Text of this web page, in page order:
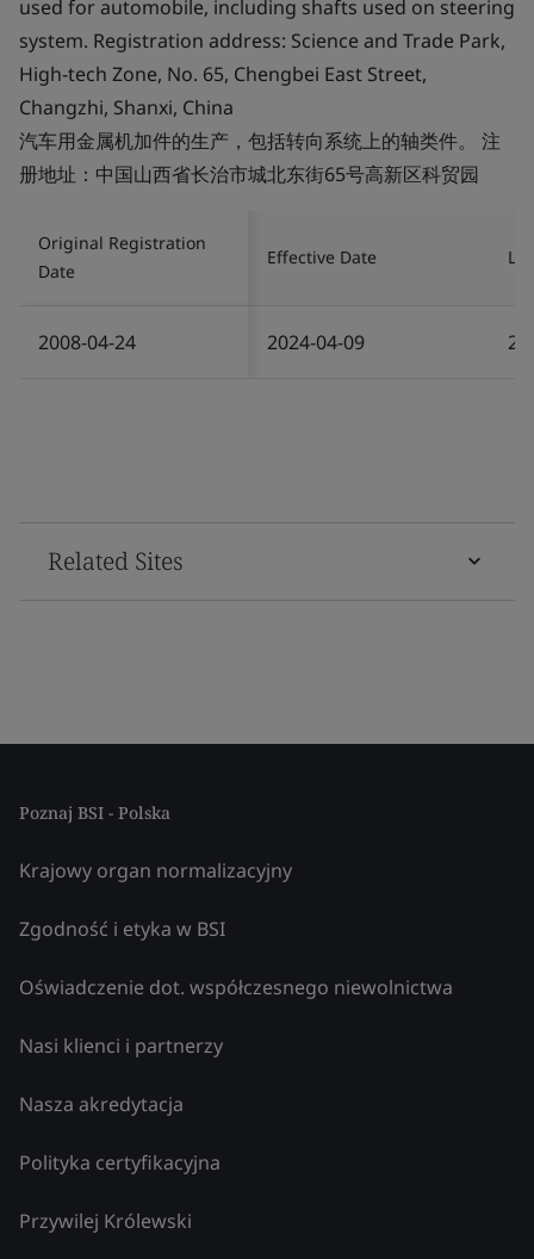
used for automobile, including shafts used on steering
system. Registration address: Science and Trade Park,
High-tech Zone, No. 65, Chengbei East Street,
Changzhi, Shanxi, China
汽车用金属机加件的生产，包括转向系统上的轴类件。 注
册地址：中国山西省长治市城北东街65号高新区科贸园
Original Registration
Date
Effective Date
2008-04-24 2024-04-09
Related Sites
Poznaj BSI - Polska
Krajowy organ normalizacyjny
Zgodność i etyka w BSI
Oświadczenie dot. współczesnego niewolnictwa
Nasi klienci i partnerzy
Nasza akredytacja
Polityka certyfikacyjna
Przywilej Królewski